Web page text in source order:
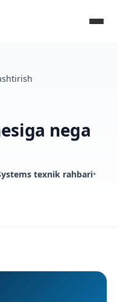
nega
texnik rahbari•